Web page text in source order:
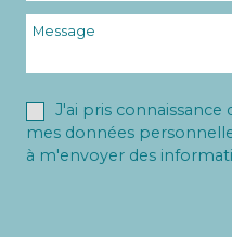
J'ai pris connaissance
mes données
à m'envoyer des